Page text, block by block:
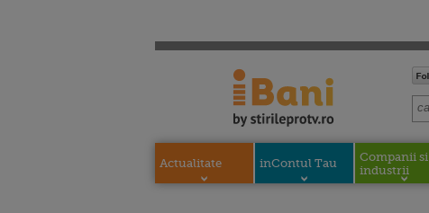
Actualitate inContul Tau
Companii si
industrii